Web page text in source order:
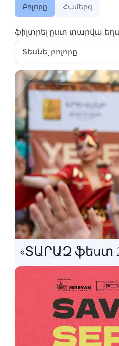
Բոլորը Համերգ
ֆիլտրել ըստ տարվա
Տեսնել բոլորը
«ՏԱՐԱԶ ֆեստ